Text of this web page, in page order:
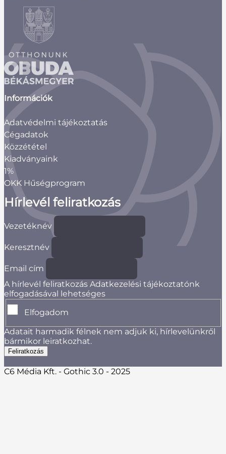
Információk
Adatvédelmi tájékoztatás
Cégadatok
Közzététel
Kiadványaink
1%
OKK Hűségprogram
Hírlevél feliratkozás
Vezetéknév
Keresztnév
Email cím
A hírlevél feliratkozás Adatkezelési tájékoztatónk
elfogadásával lehetséges
Elfogadom
Adatait harmadik félnek nem adjuk ki, hírlevelünkről
bármikor leiratkozhat.
C6 Média Kft. - Gothic 3.0 - 2025